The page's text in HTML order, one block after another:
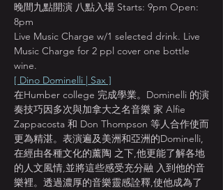
晚間九點開演 八點入場 Starts: 9pm Open:
8pm
Live Music Charge w/1 selected drink. Live
Music Charge for 2 ppl cover one bottle
wine.
[ Dino Dominelli | Sax ]
在Humber college 完成學業。Dominelli 的演
奏技巧因多次與加拿大之名音樂 家 Alfie
Zappacosta 和 Don Thompson 等人合作使而
更為精湛。表演遍及美洲和亞洲的Dominelli,
在經由各種文化的薰陶 之下,他更能了解各地
的人文風情,並將這些感受充分融 入到他的音
樂裡。透過濃厚的音樂靈感詮釋,使他成為了